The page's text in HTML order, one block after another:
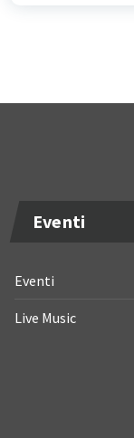
Eventi
Eventi
Live Music